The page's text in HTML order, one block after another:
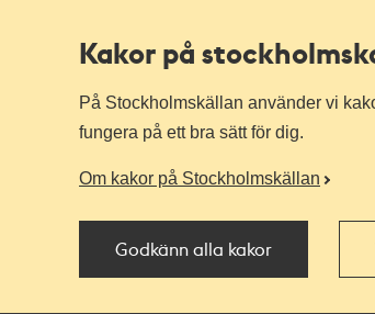
Kakor på
På Stockholmskällan använder vi
fungera på ett bra sätt för dig.
Om kakor på Stockholmskällan
Godkänn alla kakor